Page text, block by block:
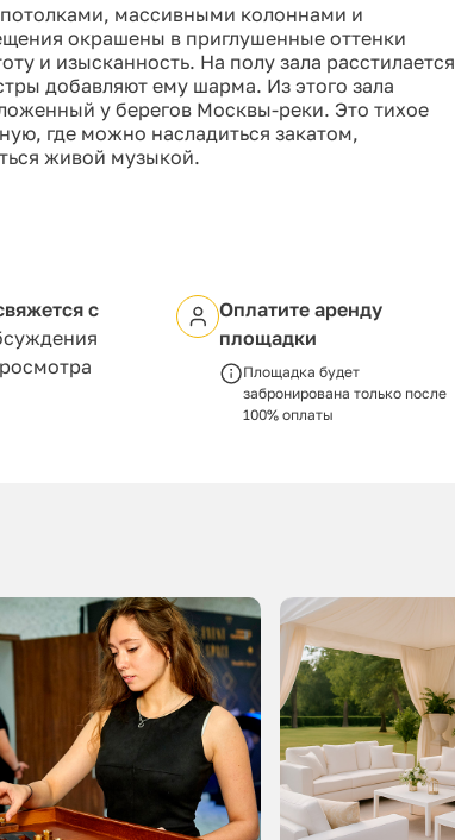
массивными колоннами и
окрашены в приглушенные оттенки
и изысканность. На полу зала расстилается
добавляют ему шарма. Из этого зала
у берегов Москвы-реки. Это тихое
где можно насладиться закатом,
живой музыкой.
с
Оплатите аренду
площадки
Площадка будет
забронирована только после
100% оплаты